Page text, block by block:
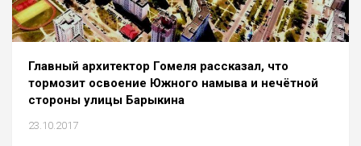
Главный архитектор Гомеля рассказал, что
тормозит освоение Южного намыва и нечётной
стороны улицы Барыкина
23.10.2017